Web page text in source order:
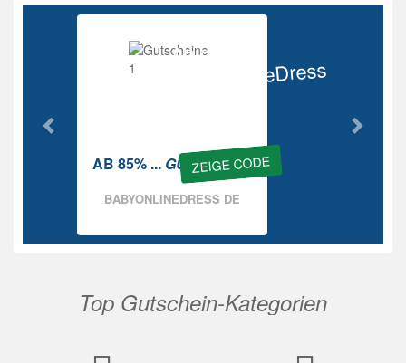
Ab 85%
BabyOnlineDress
ZEIGE CODE
AB 85% ... GUTSCHEIN
BABYONLINEDRESS DE
Vorherige
Top Gutschein-Kategorien